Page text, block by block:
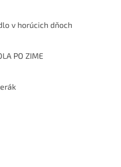
v horúcich dňoch
PO ZIME